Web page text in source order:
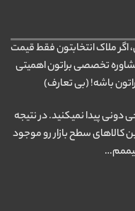
فیک و درجه ۴ و ۵ هستین، اگر ملاک انتخابتون فقط قیمت
مشاوره تخصصی براتون اهمیتی
باشه! (بی تعارف)
دونی پیدا نمیکنید. در نتیجه
کالاهای سطح بازار رو موجود